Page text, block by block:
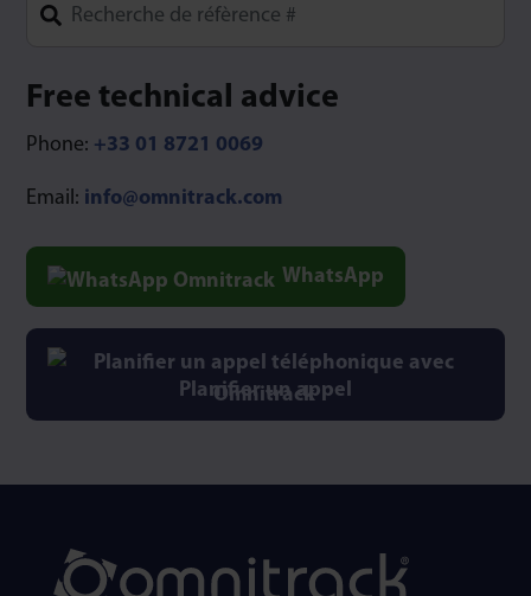
Free technical advice
Phone: +33 01 8721 0069
Email: info@omnitrack.com
WhatsApp
Planifier un appel